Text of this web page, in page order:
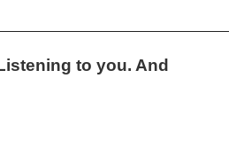
to you. And